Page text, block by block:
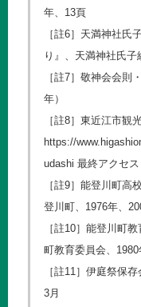
年、13頁
［註6］天満神社氏
り』、天満神社氏
［註7］敬神会会則
年）
［註8］東近江市観
https://
udashi 最終アクセ
［註9］能登川町高
登川町、1976年、
［註10］能登川町
町教育委員会、
［註11］伊庭祭保
3月